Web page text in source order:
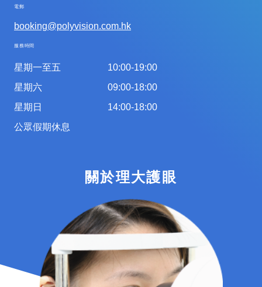
電郵
booking@polyvision.com.hk
服務時間
星期一至五
星期六
星期日
公眾假期休息
10:00-19:00
09:00-18:00
14:00-18:00
關於理大護眼